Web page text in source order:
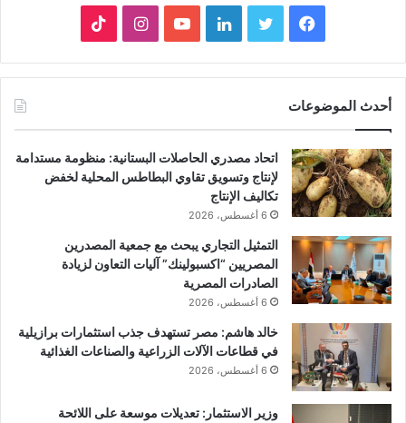
فيسبوك تويتر لينكدإنيوتيوبانستقرام
أحدث الموضوعات
اتحاد مصدري الحاصلات البستانية: منظومة مستدامة
لإنتاج وتسويق تقاوي البطاطس المحلية لخفض
تكاليف الإنتاج
6 أغسطس، 2026
التمثيل التجاري يبحث مع جمعية المصدرين
المصريين “اكسبولينك” آليات التعاون لزيادة
الصادرات المصرية
6 أغسطس، 2026
خالد هاشم: مصر تستهدف جذب استثمارات برازيلية
في قطاعات الآلات الزراعية والصناعات الغذائية
6 أغسطس، 2026
وزير الاستثمار: تعديلات موسعة على اللائحة